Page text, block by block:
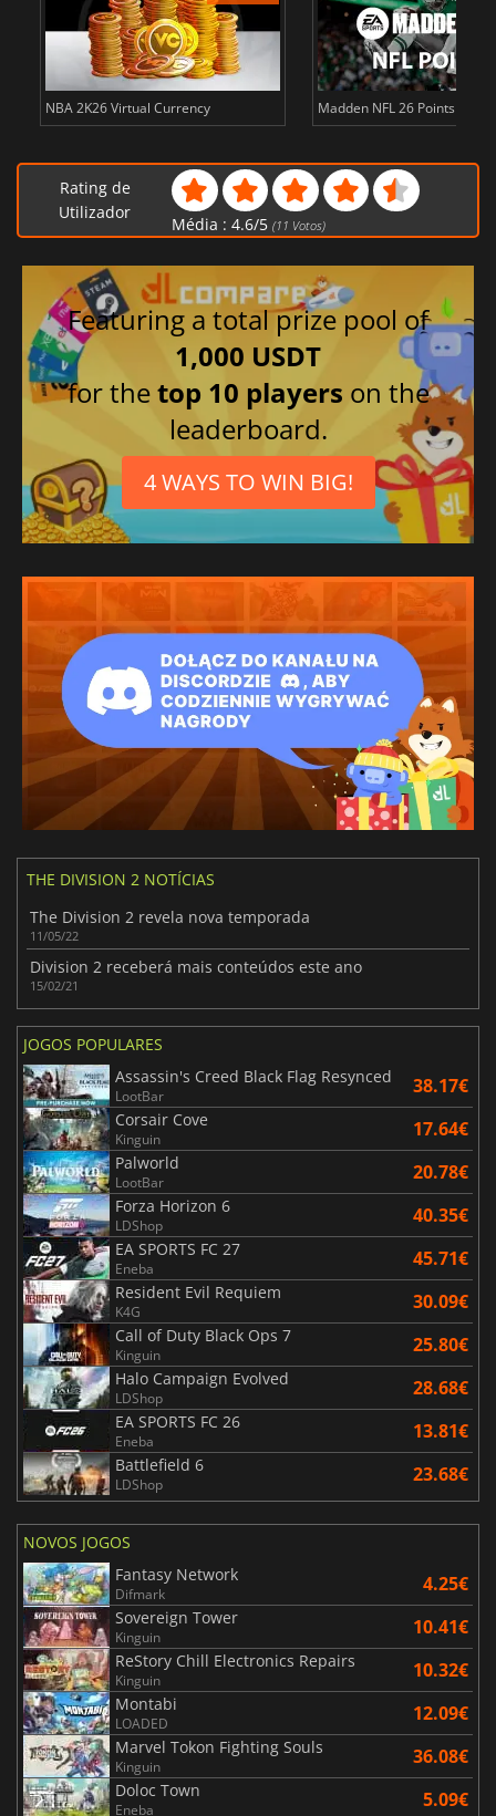
NBA 2K26 Virtual Currency Madden NFL 26 Points
Rating de
Utilizador
Média : 4.6/5 (11 Votos)
Featuring a total prize pool of
1,000 USDT
for thetop 10 players on the
leaderboard.
4 WAYS TO WIN BIG!
THE DIVISION 2 NOTÍCIAS
The Division 2 revela nova temporada
11/05/22
Division 2 receberá mais conteúdos este ano
15/02/21
JOGOS POPULARES
Assassin's Creed Black Flag Resynced
LootBar 38.17€
Corsair Cove
Kinguin 17.64€
Palworld
LootBar 20.78€
Forza Horizon 6
LDShop 40.35€
EA SPORTS FC 27
Eneba 45.71€
Resident Evil Requiem
K4G 30.09€
Call of Duty Black Ops 7
Kinguin 25.80€
Halo Campaign Evolved
LDShop 28.68€
EA SPORTS FC 26
Eneba 13.81€
Battlefield 6
LDShop 23.68€
NOVOS JOGOS
Fantasy Network
Difmark 4.25€
Sovereign Tower
Kinguin 10.41€
ReStory Chill Electronics Repairs
Kinguin 10.32€
Montabi
LOADED 12.09€
Marvel Tokon Fighting Souls
Kinguin 36.08€
Doloc Town
Eneba 5.09€